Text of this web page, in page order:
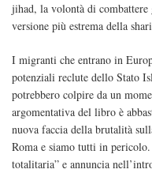
jihad, la volontà di
versione più estrema della
I migranti che entrano in
potenziali reclute dello Stato
potrebbero colpire da un
argomentativa del libro è
nuova faccia della brutalità
Roma e siamo tutti in
totalitaria” e annuncia